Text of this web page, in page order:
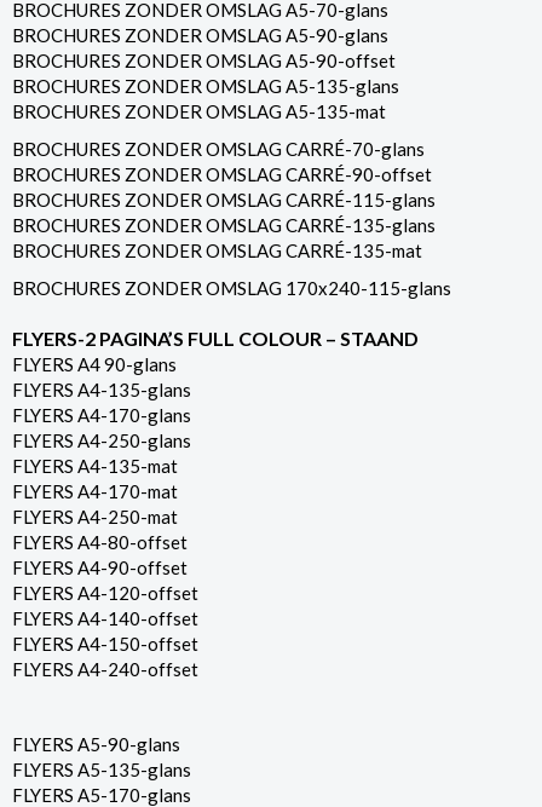
BROCHURES ZONDER OMSLAG A5-70-glans
BROCHURES ZONDER OMSLAG A5-90-glans
BROCHURES ZONDER OMSLAG A5-90-offset
BROCHURES ZONDER OMSLAG A5-135-glans
BROCHURES ZONDER OMSLAG A5-135-mat
BROCHURES ZONDER OMSLAG CARRÉ-70-glans
BROCHURES ZONDER OMSLAG CARRÉ-90-offset
BROCHURES ZONDER OMSLAG CARRÉ-115-glans
BROCHURES ZONDER OMSLAG CARRÉ-135-glans
BROCHURES ZONDER OMSLAG CARRÉ-135-mat
BROCHURES ZONDER OMSLAG 170x240-115-glans
FLYERS-2 PAGINA’S FULL COLOUR – STAAND
FLYERS A4 90-glans
FLYERS A4-135-glans
FLYERS A4-170-glans
FLYERS A4-250-glans
FLYERS A4-135-mat
FLYERS A4-170-mat
FLYERS A4-250-mat
FLYERS A4-80-offset
FLYERS A4-90-offset
FLYERS A4-120-offset
FLYERS A4-140-offset
FLYERS A4-150-offset
FLYERS A4-240-offset
FLYERS A5-90-glans
FLYERS A5-135-glans
FLYERS A5-170-glans